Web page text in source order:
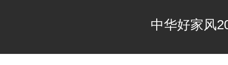
中华好家风